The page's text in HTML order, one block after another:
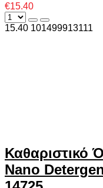
€15.40
15.40 101499913111
Καθαριστικό
Nano